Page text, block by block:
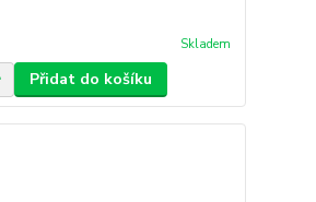
Skladem
Přidat do košíku